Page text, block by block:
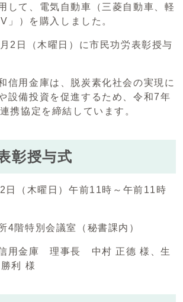
して、電気自動車（三菱自動車、軽
」）を購入しました。
2日（木曜日）に市民功労表彰授与
信用金庫は、脱炭素化社会の実現に
設備投資を促進するため、令和7年
携協定を締結しています。
彰授与式
木曜日）午前11時～午前11時
特別会議室（秘書課内）
金庫 理事長 中村 正德 様、生
利 様